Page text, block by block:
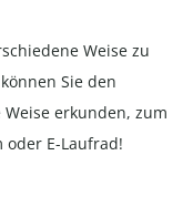
Weise zu
Sie den
erkunden, zum
oder E-Laufrad!